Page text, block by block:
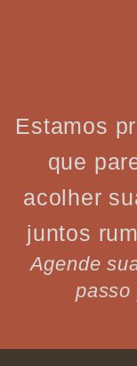
Estamos
que
acolher
juntos
Agende
passo